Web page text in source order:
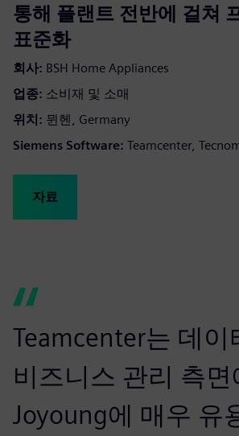
통해 플랜트 전반에 걸쳐
표준화
회사: BSH Home Appliances
업종: 소비재 및 소매
위치: 뮌헨, Germany
Siemens Software: Teamcenter,
자료
Teamcenter는 데이
비즈니스 관리 측면
Joyoung에 매우 유